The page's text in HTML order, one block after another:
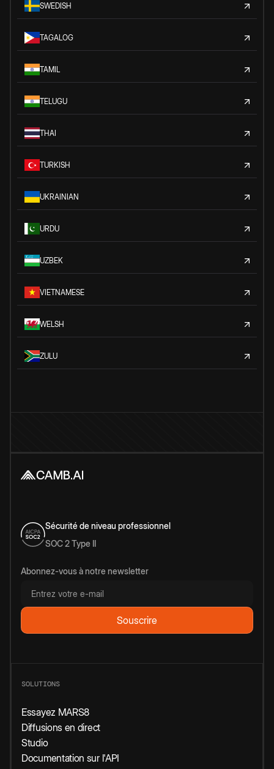
SWEDISH
TAGALOG
TAMIL
TELUGU
THAI
TURKISH
UKRAINIAN
URDU
UZBEK
VIETNAMESE
WELSH
ZULU
Sécurité de niveau professionnel
SOC 2 Type II
Abonnez-vous à notre newsletter
SOLUTIONS
Essayez MARS8
Diffusions en direct
Studio
Documentation sur l'API